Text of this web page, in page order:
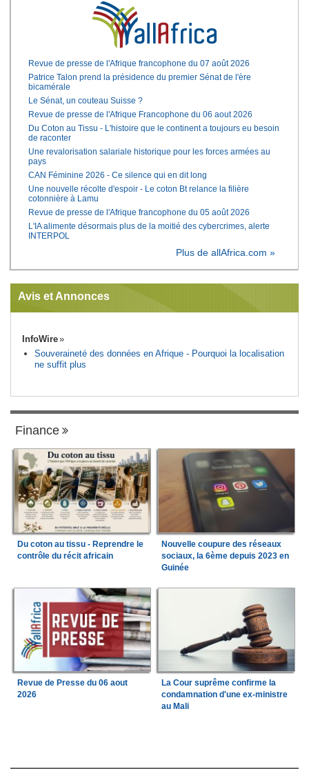
Revue de presse de l'Afrique francophone du 07 août 2026
Patrice Talon prend la présidence du premier Sénat de l'ère
bicamérale
Le Sénat, un couteau Suisse ?
Revue de presse de l'Afrique Francophone du 06 aout 2026
Du Coton au Tissu - L'histoire que le continent a toujours eu besoin
de raconter
Une revalorisation salariale historique pour les forces armées au
pays
CAN Féminine 2026 - Ce silence qui en dit long
Une nouvelle récolte d'espoir - Le coton Bt relance la filière
cotonnière à Lamu
Revue de presse de l'Afrique francophone du 05 août 2026
L'IA alimente désormais plus de la moitié des cybercrimes, alerte
INTERPOL
Plus de allAfrica.com »
Avis et Annonces
InfoWire
Souveraineté des données en Afrique - Pourquoi la localisation
ne suffit plus
Finance
Du coton au tissu - Reprendre le
contrôle du récit africain
Nouvelle coupure des réseaux
sociaux, la 6ème depuis 2023 en
Guinée
Revue de Presse du 06 aout
2026
La Cour suprême confirme la
condamnation d'une ex-ministre
au Mali